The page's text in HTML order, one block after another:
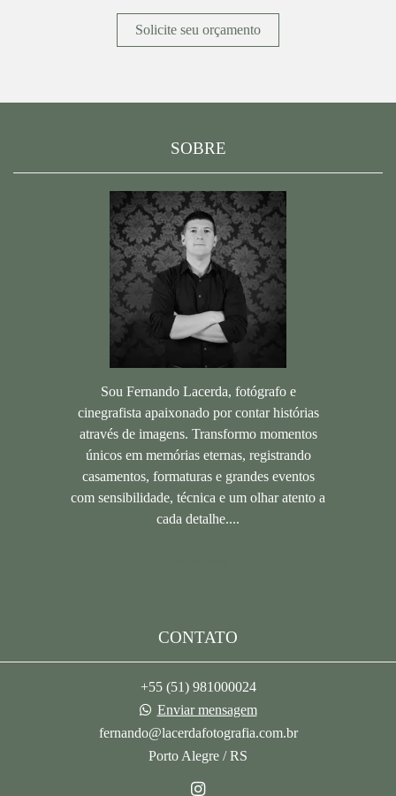
Solicite seu orçamento
SOBRE
Sou Fernando Lacerda, fotógrafo e
cinegrafista apaixonado por contar histórias
através de imagens. Transformo momentos
únicos em memórias eternas, registrando
casamentos, formaturas e grandes eventos
com sensibilidade, técnica e um olhar atento a
cada detalhe....
CONTATO
+55 (51) 981000024
Enviar mensagem
fernando@lacerdafotografia.com.br
Porto Alegre / RS